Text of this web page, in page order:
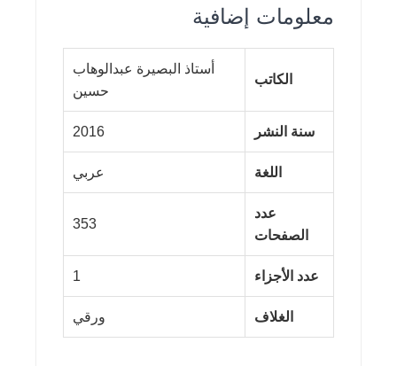
معلومات إضافية
الكاتب
أستاذ البصيرة عبدالوهاب
حسين
سنة النشر 2016
اللغة عربي
عدد
الصفحات
353
عدد الأجزاء 1
الغلاف ورقي